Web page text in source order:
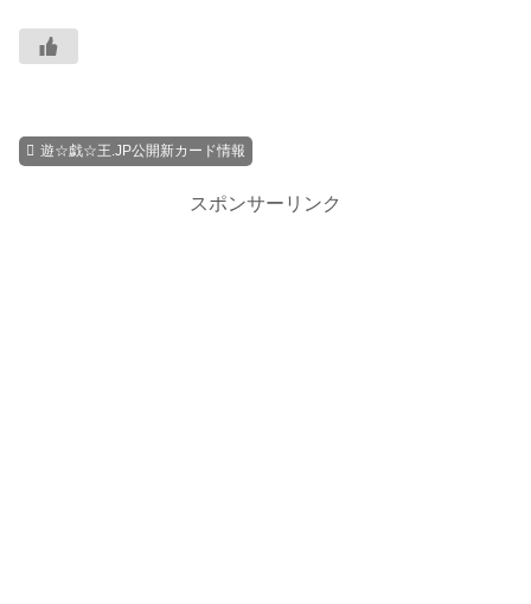
遊☆戯☆王.JP公開新カード情報
スポンサーリンク